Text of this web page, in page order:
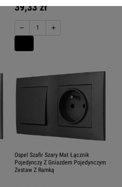
39,33 zł
− +
Ospel Szafir Szary Mat Łącznik
Pojedynczy Z Gniazdem Pojedynczym
Zestaw Z Ramką